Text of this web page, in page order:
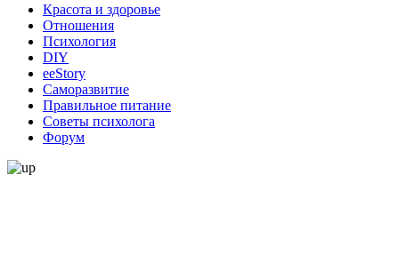
Красота и здоровье
Отношения
Психология
DIY
ееStory
Саморазвитие
Правильное питание
Советы психолога
Форум